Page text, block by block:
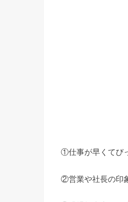
①仕事が早くてび
②営業や社長の印